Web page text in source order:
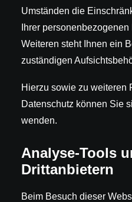
Umständen die
Ihrer
Weiteren steht Ihnen ein
zuständigen
Hierzu sowie zu weiteren
Datenschutz können Sie
wenden.
Analyse-Tools
Dritt­anbietern
Beim Besuch dieser